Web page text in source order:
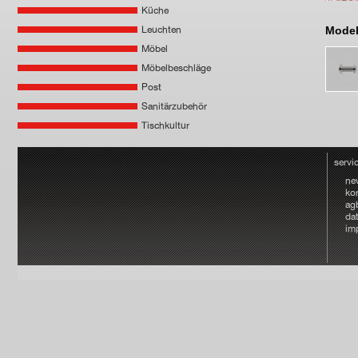
Küche
Leuchten
Möbel
Möbelbeschläge
Post
Sanitärzubehör
Tischkultur